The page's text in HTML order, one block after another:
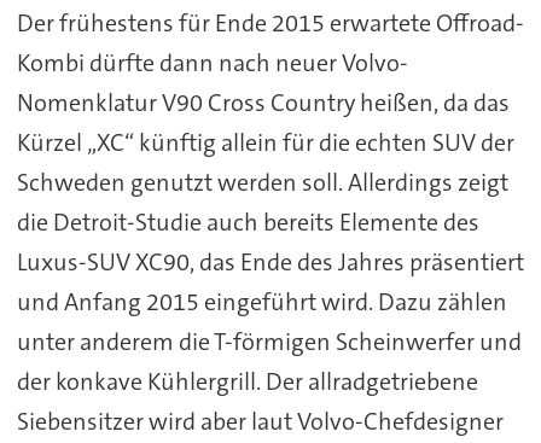
Der frühestens für Ende 2015 erwartete Offroad-
Kombi dürfte dann nach neuer Volvo-
Nomenklatur V90 Cross Country heißen, da das
Kürzel „XC“ künftig allein für die echten SUV der
Schweden genutzt werden soll. Allerdings zeigt
die Detroit-Studie auch bereits Elemente des
Luxus-SUV XC90, das Ende des Jahres präsentiert
und Anfang 2015 eingeführt wird. Dazu zählen
unter anderem die T-förmigen Scheinwerfer und
der konkave Kühlergrill. Der allradgetriebene
Siebensitzer wird aber laut Volvo-Chefdesigner